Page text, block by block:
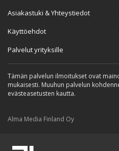
Asiakastuki & Yhteystiedot
Käyttöehdot
Palvelut yrityksille
Tämän palvelun ilmoitukset ovat
mukaisesti. Muuhun palvelun
evästeasetusten kautta.
Alma Media Finland Oy